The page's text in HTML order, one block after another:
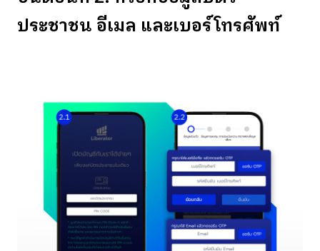
ประชาชน อีเมล และเบอร์โทรศัพท์